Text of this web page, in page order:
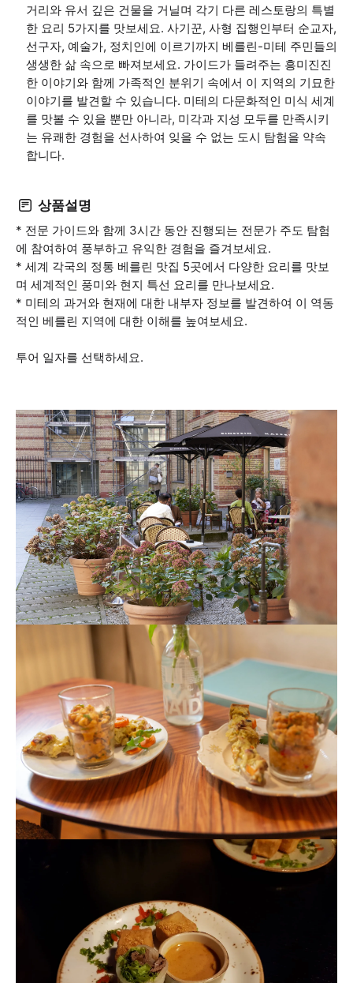
거리와 유서 깊은 건물을 거닐며 각기 다른 레스토랑의 특별
한 요리 5가지를 맛보세요. 사기꾼, 사형 집행인부터 순교자,
선구자, 예술가, 정치인에 이르기까지 베를린-미테 주민들의
생생한 삶 속으로 빠져보세요. 가이드가 들려주는 흥미진진
한 이야기와 함께 가족적인 분위기 속에서 이 지역의 기묘한
이야기를 발견할 수 있습니다. 미테의 다문화적인 미식 세계
를 맛볼 수 있을 뿐만 아니라, 미각과 지성 모두를 만족시키
는 유쾌한 경험을 선사하여 잊을 수 없는 도시 탐험을 약속
합니다.
상품설명
* 전문 가이드와 함께 3시간 동안 진행되는 전문가 주도 탐험
에 참여하여 풍부하고 유익한 경험을 즐겨보세요.
* 세계 각국의 정통 베를린 맛집 5곳에서 다양한 요리를 맛보
며 세계적인 풍미와 현지 특선 요리를 만나보세요.
* 미테의 과거와 현재에 대한 내부자 정보를 발견하여 이 역동
적인 베를린 지역에 대한 이해를 높여보세요.
투어 일자를 선택하세요.